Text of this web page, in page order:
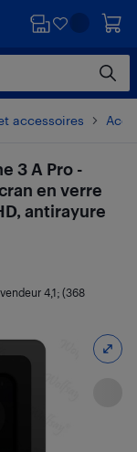
accessoires
3 A Pro -
en verre
antirayure
4,1; (368